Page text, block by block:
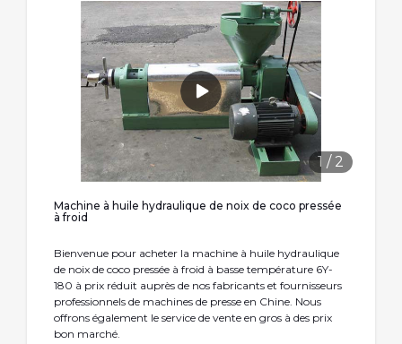
1 / 2
Machine à huile hydraulique de noix de coco pressée
à froid
Bienvenue pour acheter la machine à huile hydraulique
de noix de coco pressée à froid à basse température 6Y-
180 à prix réduit auprès de nos fabricants et fournisseurs
professionnels de machines de presse en Chine. Nous
offrons également le service de vente en gros à des prix
bon marché.